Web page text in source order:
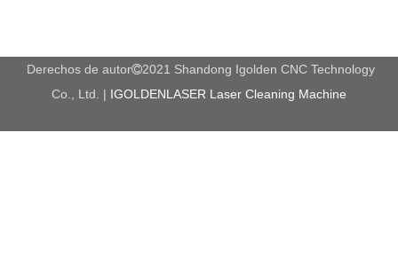
Derechos de autor2021 Shandong Igolden CNC Technology
Co., Ltd. | IGOLDENLASER Laser Cleaning Machine